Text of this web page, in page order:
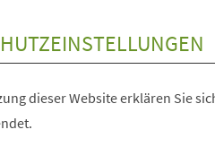
dieser Website erklären Sie